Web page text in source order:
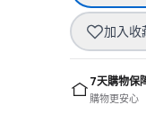
加入收
7天購物保
購物更安心